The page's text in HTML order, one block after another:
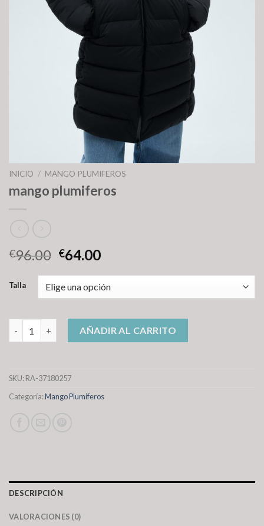
INICIO / MANGO PLUMIFEROS
mango plumiferos
€96.00 €64.00
Talla
mango plumiferos cantidadAÑADIR AL CARRITO
SKU:RA-37180257
Categoría:Mango Plumiferos
DESCRIPCIÓN
VALORACIONES (0)